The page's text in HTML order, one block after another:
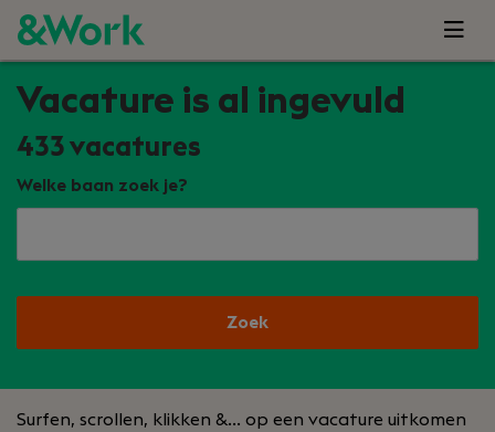
Vacature is al ingevuld
433 vacatures
Welke baan zoek je?
Zoek
Surfen, scrollen, klikken &… op een vacature uitkomen